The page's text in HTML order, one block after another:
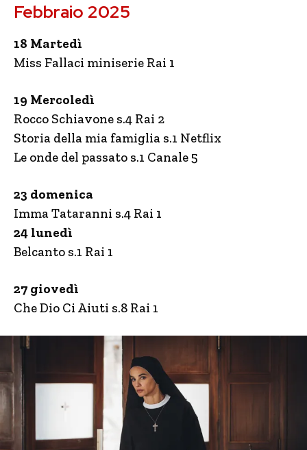
Febbraio 2025
18 Martedì
Miss Fallaci miniserie Rai 1
19 Mercoledì
Rocco Schiavone s.4 Rai 2
Storia della mia famiglia s.1 Netflix
Le onde del passato s.1 Canale 5
23 domenica
Imma Tataranni s.4 Rai 1
24 lunedì
Belcanto s.1 Rai 1
27 giovedì
Che Dio Ci Aiuti s.8 Rai 1